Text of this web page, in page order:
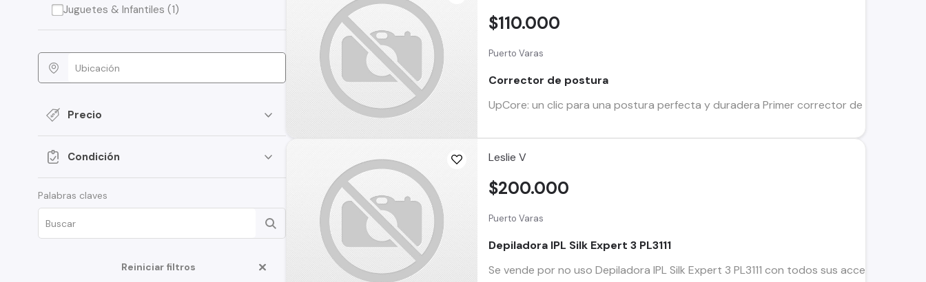
Juguetes & Infantiles (1)
Precio
Condición
Palabras claves
Reiniciar filtros
Puerto Varas
Corrector de postura
UpCore: un clic para una postura perfecta y duradera Primer corrector de postura
$110.000
Leslie V
Puerto Varas
Depiladora IPL Silk Expert 3 PL3111
Se vende por no uso Depiladora IPL Silk Expert 3 PL3111 con todos sus accesorios.
$200.000